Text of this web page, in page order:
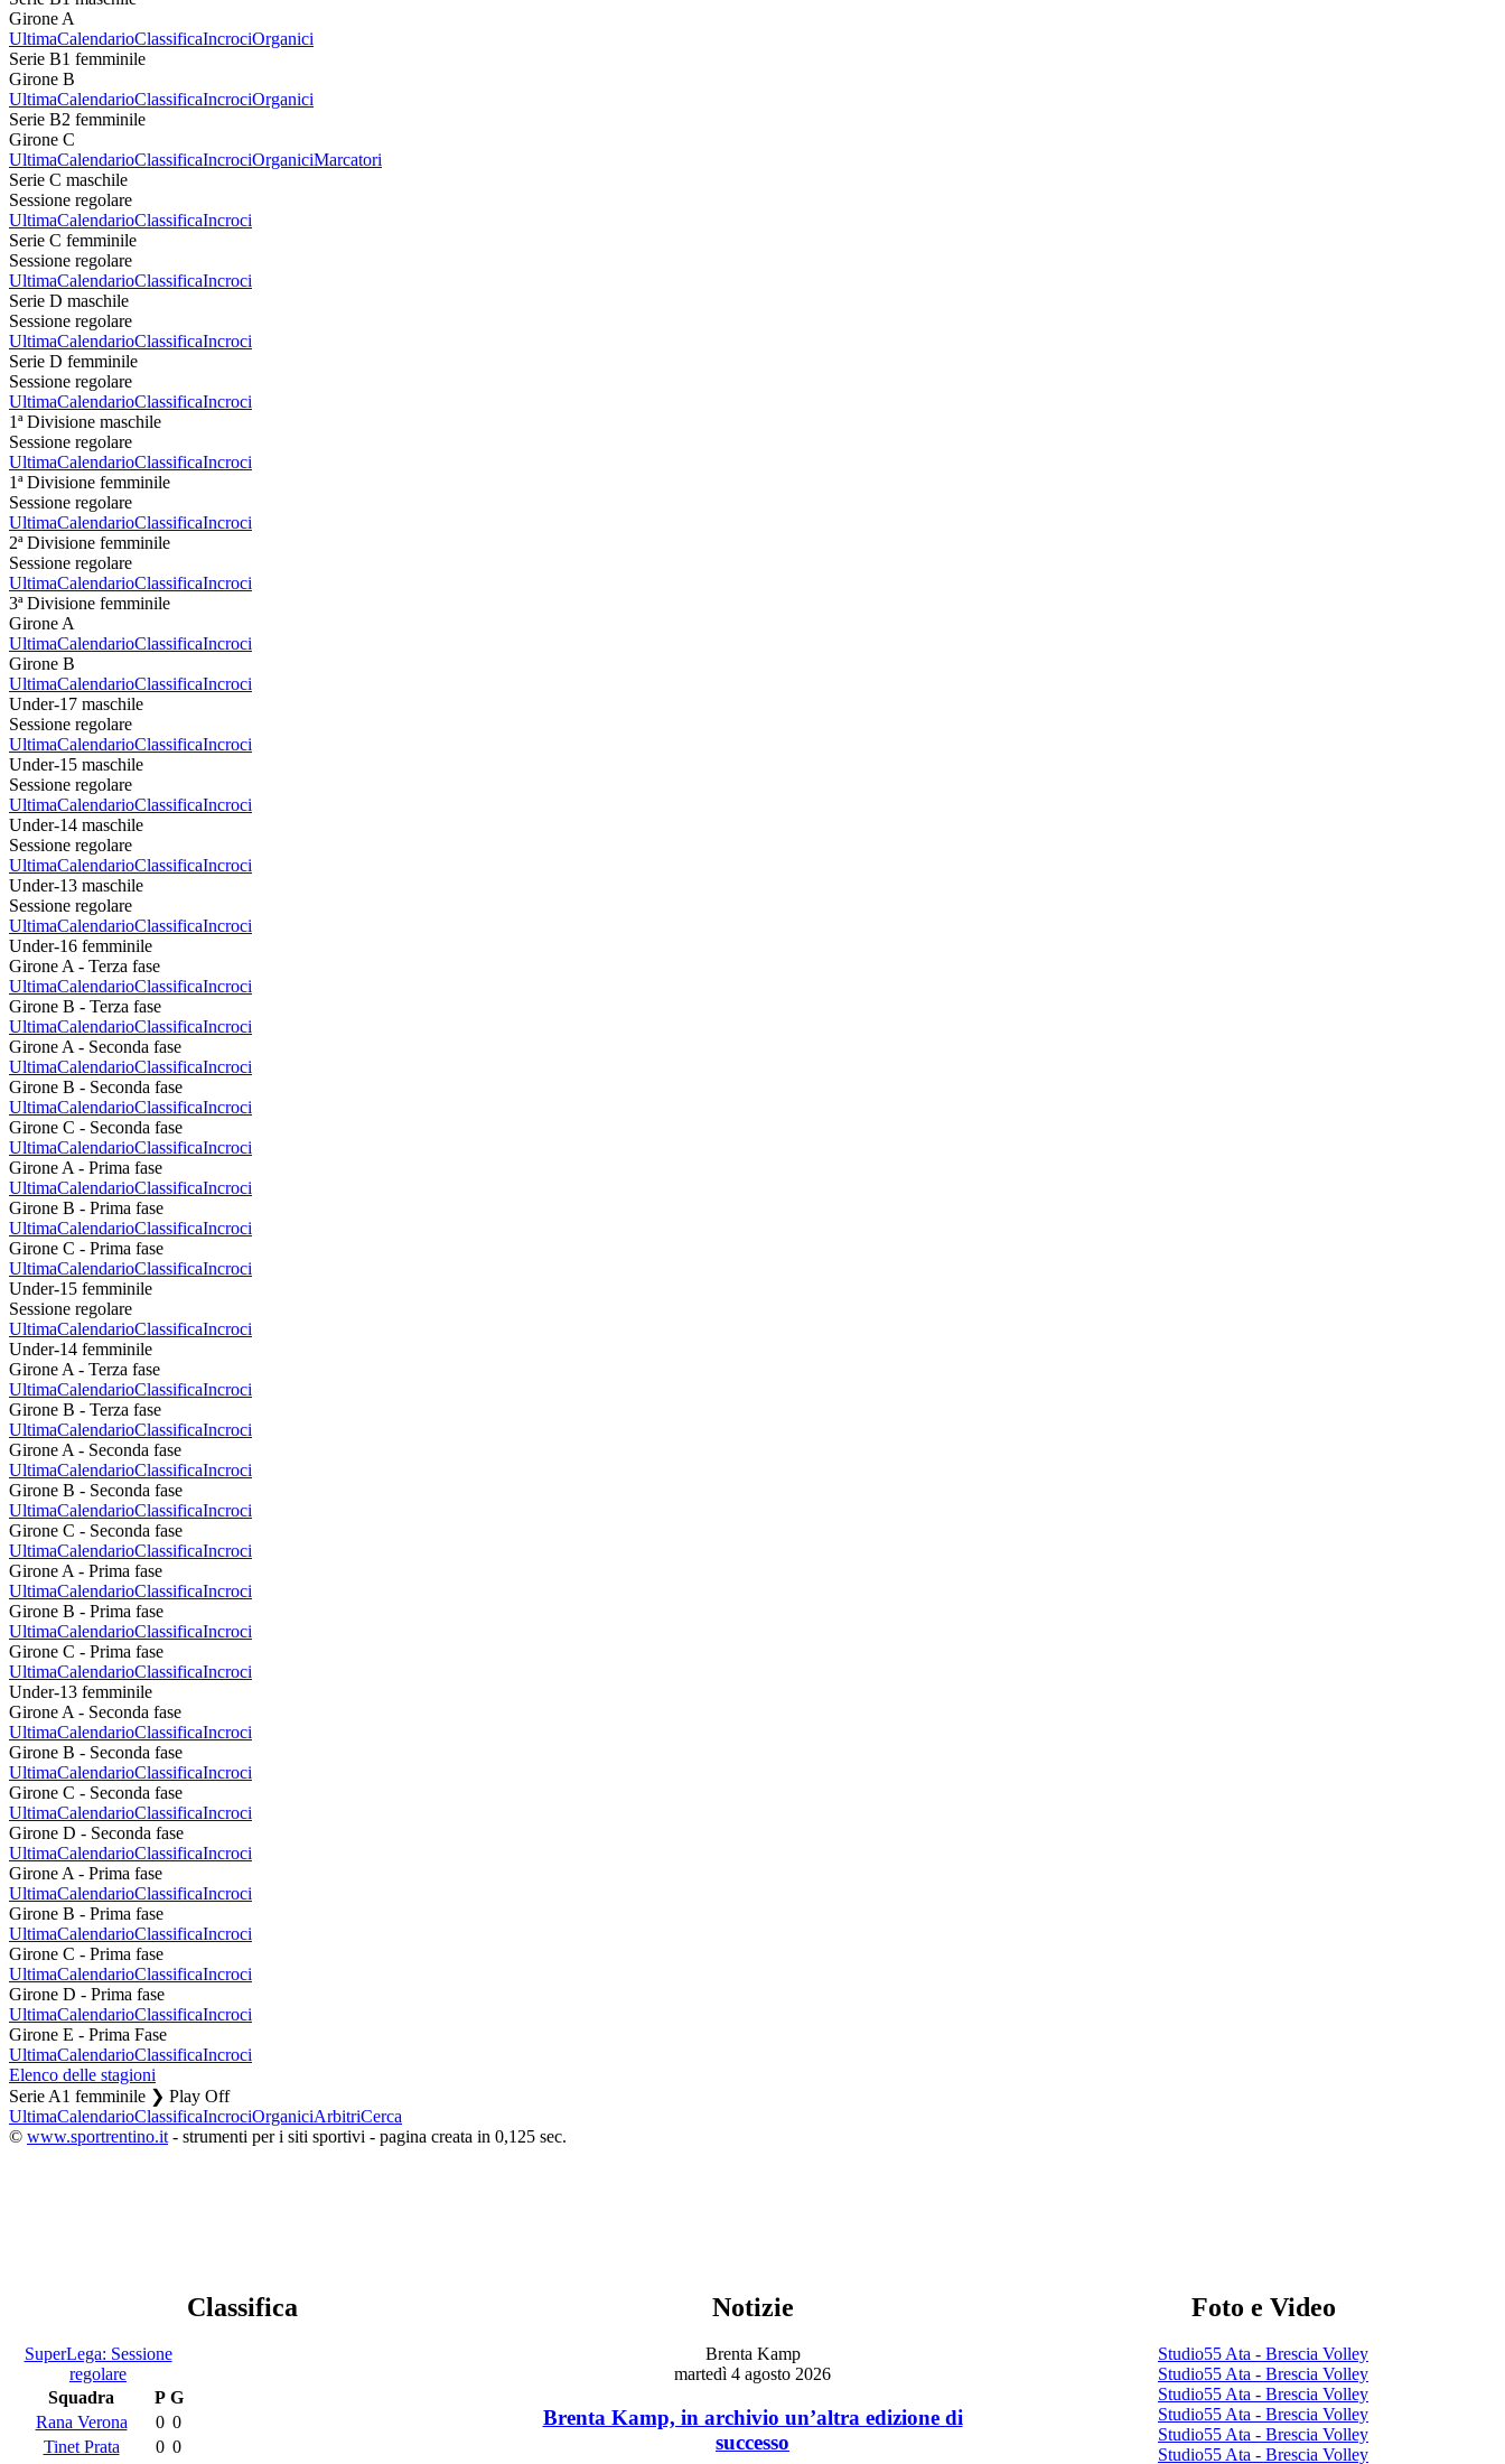
Girone A
UltimaCalendarioClassificaIncrociOrganici
Serie B1 femminile
Girone B
UltimaCalendarioClassificaIncrociOrganici
Serie B2 femminile
Girone C
UltimaCalendarioClassificaIncrociOrganiciMarcatori
Serie C maschile
Sessione regolare
UltimaCalendarioClassificaIncroci
Serie C femminile
Sessione regolare
UltimaCalendarioClassificaIncroci
Serie D maschile
Sessione regolare
UltimaCalendarioClassificaIncroci
Serie D femminile
Sessione regolare
UltimaCalendarioClassificaIncroci
1ª Divisione maschile
Sessione regolare
UltimaCalendarioClassificaIncroci
1ª Divisione femminile
Sessione regolare
UltimaCalendarioClassificaIncroci
2ª Divisione femminile
Sessione regolare
UltimaCalendarioClassificaIncroci
3ª Divisione femminile
Girone A
UltimaCalendarioClassificaIncroci
Girone B
UltimaCalendarioClassificaIncroci
Under-17 maschile
Sessione regolare
UltimaCalendarioClassificaIncroci
Under-15 maschile
Sessione regolare
UltimaCalendarioClassificaIncroci
Under-14 maschile
Sessione regolare
UltimaCalendarioClassificaIncroci
Under-13 maschile
Sessione regolare
UltimaCalendarioClassificaIncroci
Under-16 femminile
Girone A - Terza fase
UltimaCalendarioClassificaIncroci
Girone B - Terza fase
UltimaCalendarioClassificaIncroci
Girone A - Seconda fase
UltimaCalendarioClassificaIncroci
Girone B - Seconda fase
UltimaCalendarioClassificaIncroci
Girone C - Seconda fase
UltimaCalendarioClassificaIncroci
Girone A - Prima fase
UltimaCalendarioClassificaIncroci
Girone B - Prima fase
UltimaCalendarioClassificaIncroci
Girone C - Prima fase
UltimaCalendarioClassificaIncroci
Under-15 femminile
Sessione regolare
UltimaCalendarioClassificaIncroci
Under-14 femminile
Girone A - Terza fase
UltimaCalendarioClassificaIncroci
Girone B - Terza fase
UltimaCalendarioClassificaIncroci
Girone A - Seconda fase
UltimaCalendarioClassificaIncroci
Girone B - Seconda fase
UltimaCalendarioClassificaIncroci
Girone C - Seconda fase
UltimaCalendarioClassificaIncroci
Girone A - Prima fase
UltimaCalendarioClassificaIncroci
Girone B - Prima fase
UltimaCalendarioClassificaIncroci
Girone C - Prima fase
UltimaCalendarioClassificaIncroci
Under-13 femminile
Girone A - Seconda fase
UltimaCalendarioClassificaIncroci
Girone B - Seconda fase
UltimaCalendarioClassificaIncroci
Girone C - Seconda fase
UltimaCalendarioClassificaIncroci
Girone D - Seconda fase
UltimaCalendarioClassificaIncroci
Girone A - Prima fase
UltimaCalendarioClassificaIncroci
Girone B - Prima fase
UltimaCalendarioClassificaIncroci
Girone C - Prima fase
UltimaCalendarioClassificaIncroci
Girone D - Prima fase
UltimaCalendarioClassificaIncroci
Girone E - Prima Fase
UltimaCalendarioClassificaIncroci
Elenco delle stagioni
Serie A1 femminile ❯ Play Off
UltimaCalendarioClassificaIncrociOrganiciArbitriCerca
© www.sportrentino.it - strumenti per i siti sportivi - pagina creata in 0,125 sec.
Classifica
SuperLega: Sessione
regolare
Squadra
P G
Rana Verona
0 0
Tinet Prata
0 0
Notizie
Brenta Kamp
martedì 4 agosto 2026
Brenta Kamp, in archivio un’altra edizione di
successo
Foto e Video
Studio55 Ata - Brescia Volley
Studio55 Ata - Brescia Volley
Studio55 Ata - Brescia Volley
Studio55 Ata - Brescia Volley
Studio55 Ata - Brescia Volley
Studio55 Ata - Brescia Volley